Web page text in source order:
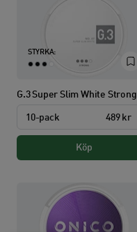
STYRKA:
G.3 Super Slim White Strong
10-pack 489 kr
Köp